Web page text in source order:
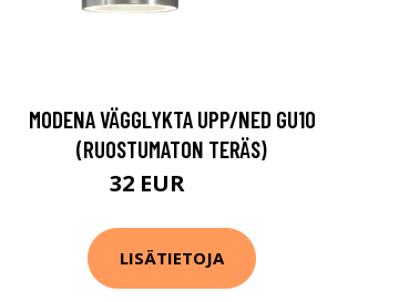
MODENA VÄGGLYKTA UPP/NED GU10
(RUOSTUMATON TERÄS)
32 EUR
LISÄTIETOJA